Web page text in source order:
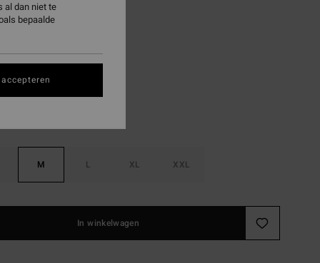
SALE EXTRA 25%
M L XL XXL
In winkelwagen
al dan niet te
bepaalde